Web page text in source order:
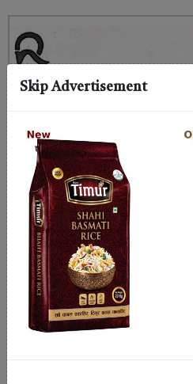
Skip Advertisement